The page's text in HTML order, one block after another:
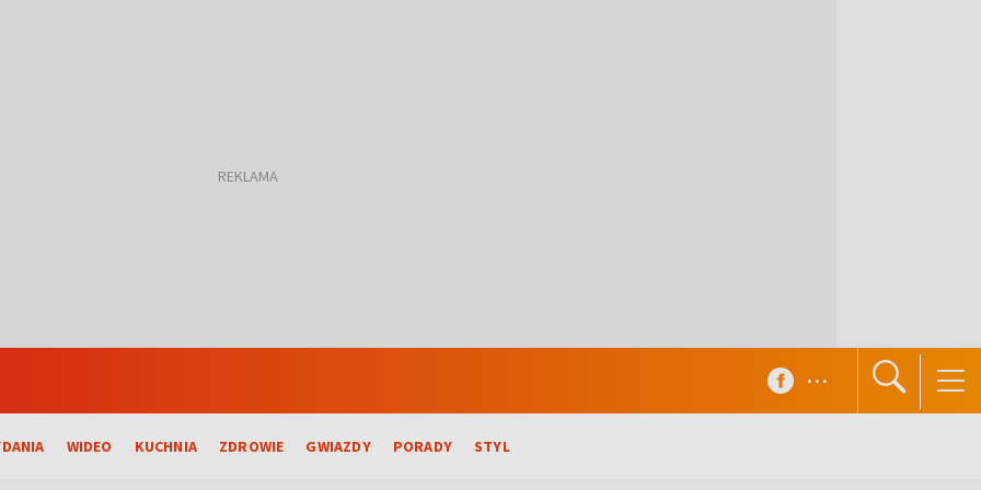
WIDEO KUCHNIA ZDROWIE GWIAZDY PORADY STYL
...